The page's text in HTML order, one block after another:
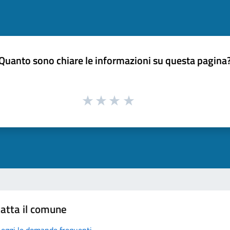
sono chiare le informazioni su questa
il comune